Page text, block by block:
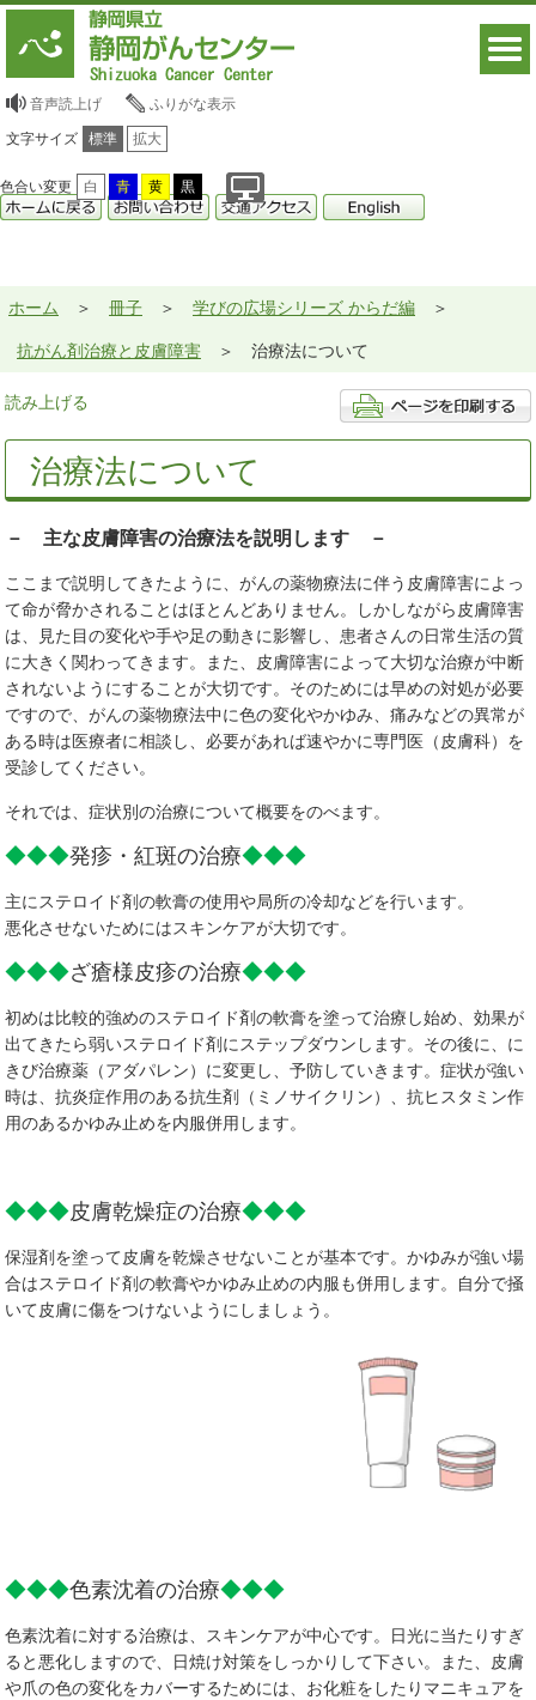
音声読上げ ふりがな表示
文字サイズ 標準 拡大
色合い変更 白 青 黄 黒
ホーム 冊子 学びの広場シリーズ からだ編
抗がん剤治療と皮膚障害 治療法について
読み上げる
治療法について
－ 主な皮膚障害の治療法を説明します －
ここまで説明してきたように、がんの薬物療法に伴う皮膚障害によっ
て命が脅かされることはほとんどありません。しかしながら皮膚障害
は、見た目の変化や手や足の動きに影響し、患者さんの日常生活の質
に大きく関わってきます。また、皮膚障害によって大切な治療が中断
されないようにすることが大切です。そのためには早めの対処が必要
ですので、がんの薬物療法中に色の変化やかゆみ、痛みなどの異常が
ある時は医療者に相談し、必要があれば速やかに専門医（皮膚科）を
受診してください。
それでは、症状別の治療について概要をのべます。
◆◆◆発疹・紅斑の治療◆◆◆
主にステロイド剤の軟膏の使用や局所の冷却などを行います。
悪化させないためにはスキンケアが大切です。
◆◆◆ざ瘡様皮疹の治療◆◆◆
初めは比較的強めのステロイド剤の軟膏を塗って治療し始め、効果が
出てきたら弱いステロイド剤にステップダウンします。その後に、に
きび治療薬（アダパレン）に変更し、予防していきます。症状が強い
時は、抗炎症作用のある抗生剤（ミノサイクリン）、抗ヒスタミン作
用のあるかゆみ止めを内服併用します。
◆◆◆皮膚乾燥症の治療◆◆◆
保湿剤を塗って皮膚を乾燥させないことが基本です。かゆみが強い場
合はステロイド剤の軟膏やかゆみ止めの内服も併用します。自分で掻
いて皮膚に傷をつけないようにしましょう。
◆◆◆色素沈着の治療◆◆◆
色素沈着に対する治療は、スキンケアが中心です。日光に当たりすぎ
ると悪化しますので、日焼け対策をしっかりして下さい。また、皮膚
や爪の色の変化をカバーするためには、お化粧をしたりマニキュアを